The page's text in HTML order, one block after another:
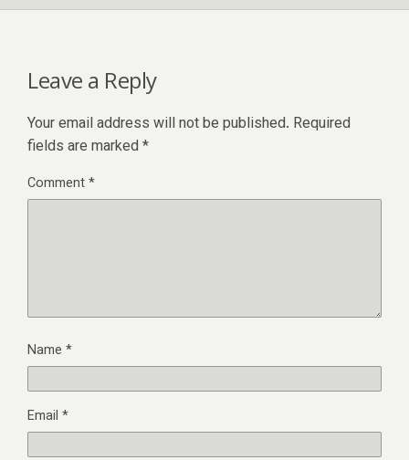
Leave a Reply
Your email address will not be published. Required
fields are marked *
Comment*
Name *
Email *